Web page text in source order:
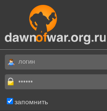
запомнить